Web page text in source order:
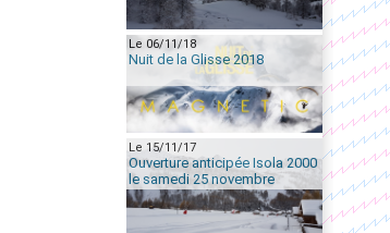
Le 06/11/18
Nuit de la Glisse 2018
Le 15/11/17
Ouverture anticipée Isola 2000
le samedi 25 novembre